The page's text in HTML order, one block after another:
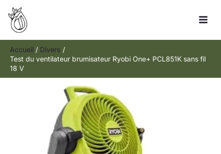
Aller
contenu
Accueil
Divers
Test du ventilateur brumisateur Ryobi One+ PCL851K sans fil
18 V
Rechercher